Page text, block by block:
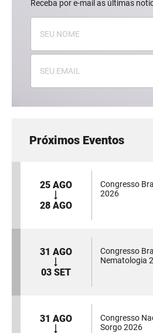
Receba por e-mail as últimas
Próximos Eventos
25 AGO
28 AGO
Congresso
2026
31 AGO
03 SET
Congresso
Nematologia
31 AGO
Congresso
Sorgo 2026